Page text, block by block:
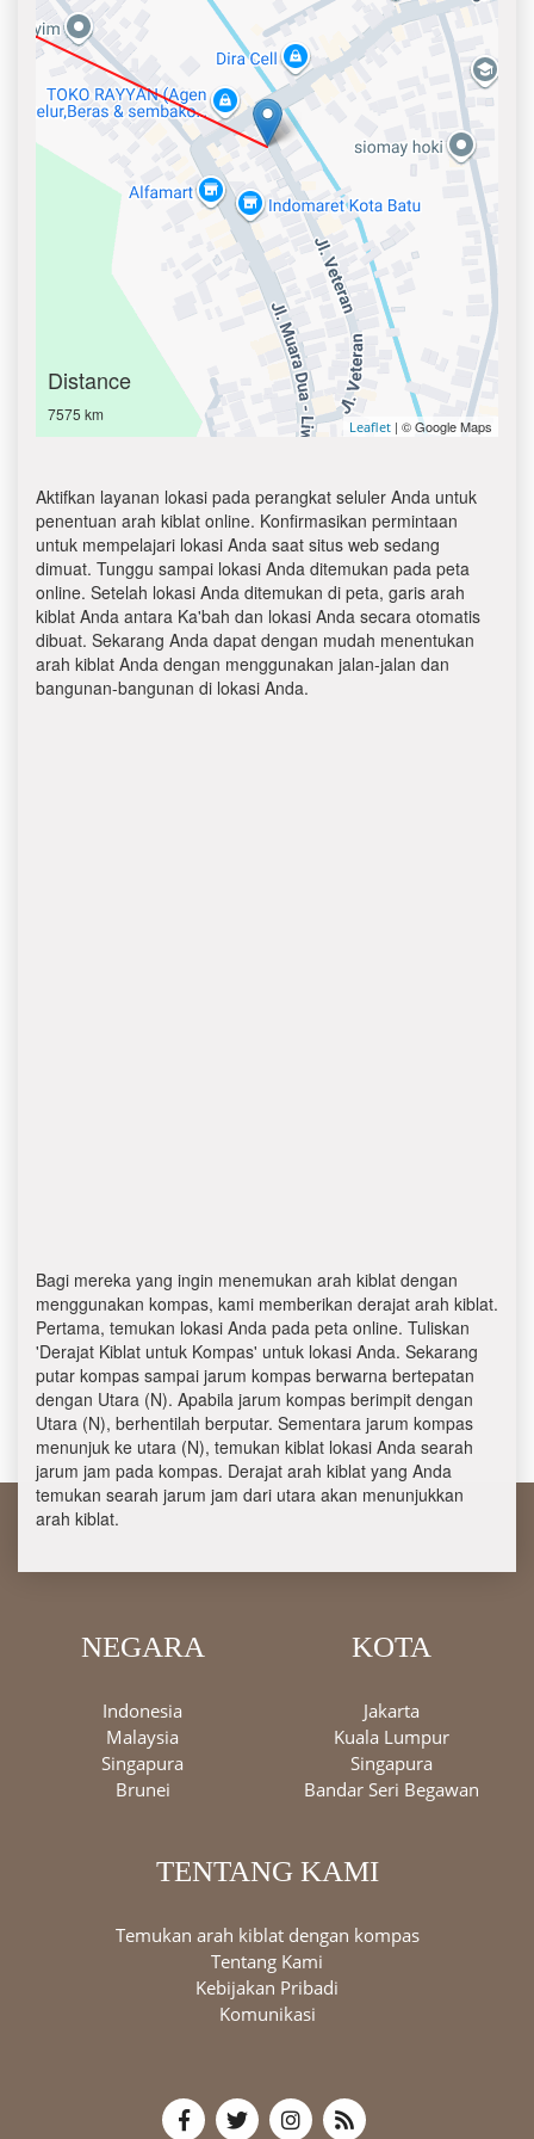
Distance
7575 km
Leaflet | © Google Maps
Aktifkan layanan lokasi pada perangkat seluler Anda untuk
penentuan arah kiblat online. Konfirmasikan permintaan
untuk mempelajari lokasi Anda saat situs web sedang
dimuat. Tunggu sampai lokasi Anda ditemukan pada peta
online. Setelah lokasi Anda ditemukan di peta, garis arah
kiblat Anda antara Ka'bah dan lokasi Anda secara otomatis
dibuat. Sekarang Anda dapat dengan mudah menentukan
arah kiblat Anda dengan menggunakan jalan-jalan dan
bangunan-bangunan di lokasi Anda.
Bagi mereka yang ingin menemukan arah kiblat dengan
menggunakan kompas, kami memberikan derajat arah kiblat.
Pertama, temukan lokasi Anda pada peta online. Tuliskan
'Derajat Kiblat untuk Kompas' untuk lokasi Anda. Sekarang
putar kompas sampai jarum kompas berwarna bertepatan
dengan Utara (N). Apabila jarum kompas berimpit dengan
Utara (N), berhentilah berputar. Sementara jarum kompas
menunjuk ke utara (N), temukan kiblat lokasi Anda searah
jarum jam pada kompas. Derajat arah kiblat yang Anda
temukan searah jarum jam dari utara akan menunjukkan
arah kiblat.
NEGARA
Indonesia
Malaysia
Singapura
Brunei
KOTA
Jakarta
Kuala Lumpur
Singapura
Bandar Seri Begawan
TENTANG KAMI
Temukan arah kiblat dengan kompas
Tentang Kami
Kebijakan Pribadi
Komunikasi